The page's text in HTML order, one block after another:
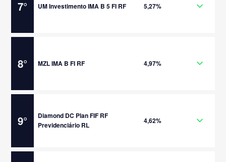
7° UM Investimento IMA B 5 FI RF 5,27%
8° MZL IMA B FI RF 4,97%
9°
Diamond DC Plan FIF RF
Previdenciário RL
4,62%